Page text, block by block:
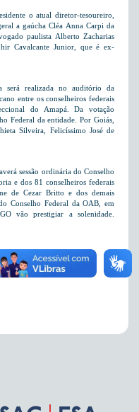
o atual diretor-tesoureiro,
a gaúcha Cléa Anna Carpi da
paulista Alberto Zacharias
Cavalcante Junior, que é ex-
será realizada no auditório da
entre os conselheiros federais
do Amapá. Da votação
Federal da entidade. Por Goiás,
Silveira, Felicíssimo José de
sessão ordinária do Conselho
e dos 81 conselheiros federais
de Cezar Britto e dos demais
Conselho Federal da OAB, em
vão prestigiar a solenidade.